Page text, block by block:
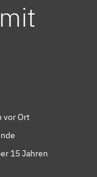
vor Ort
15 Jahren